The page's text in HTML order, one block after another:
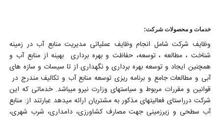
خدمات و محصولات شرکت:
وظایف شرکت شامل انجام وظایف عملیاتی مدیریت منابع آب در زمینه
شناخت ، مطالعه ، توسعه، حفاظت و بهره برداری بهینه از منابع آب و
همچنین ایجاد و توسعه بهره برداری و نگهداری از تا سیسات و سازه های
آبی و مطالعات جامع و برنامه ریزی توسعه منابع آب و تکالیف مندرج در
قوانین و مقررات مربوط و سیاستهای وزارت نیرو میباشد. خدماتی که این
شرکت درراستای فعالیتهای مذکور به مشتریان ارائه میدهد عبارتند از: منابع
آب سطحی و زیرزمینی جهت مصارف کشاورزی، دامداری، شرب شهری،